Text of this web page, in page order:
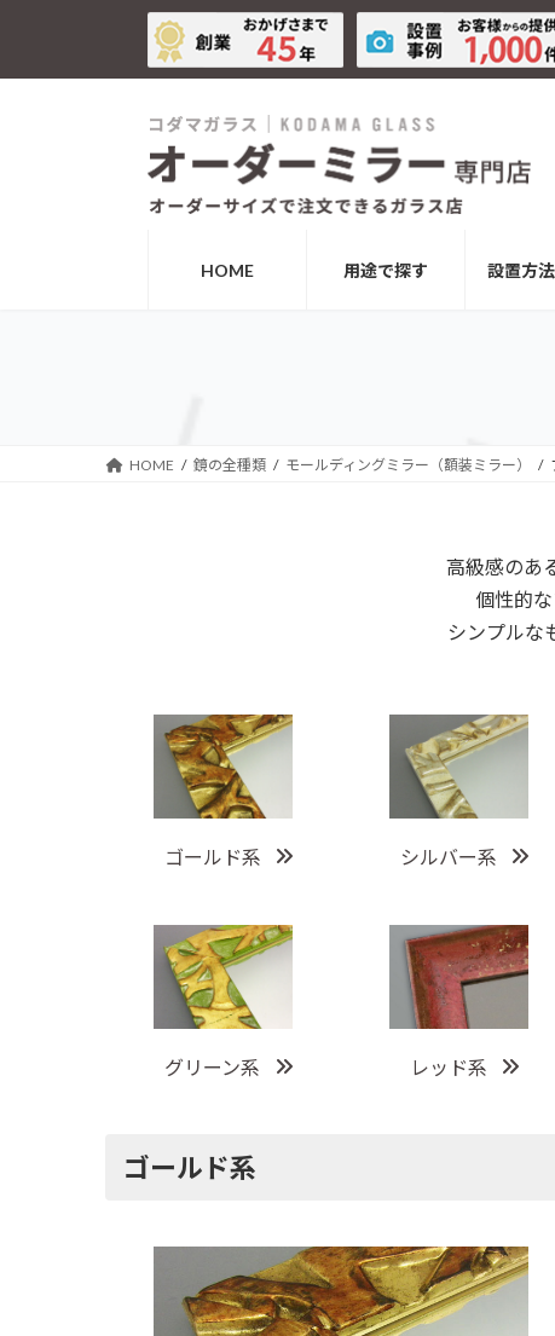
HOME 用途で探す 設置方
HOME 鏡の全種類 モールディングミラー（額装ミラー）
高級感のあ
個性的
シンプルな
ゴールド系 シルバー系
グリーン系 レッド系
ゴールド系